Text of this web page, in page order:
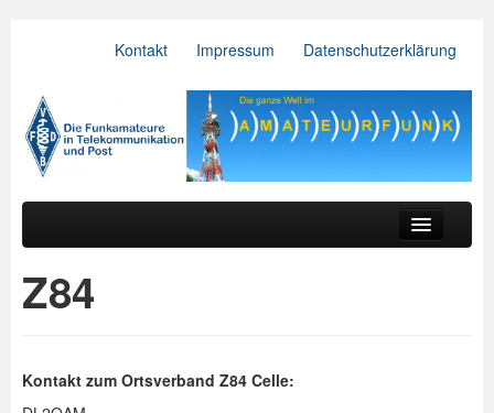
Kontakt Impressum Datenschutzerklärung
VFDB e.V.
Hauptmenü
Der Verein
BV & OV
Z84
Kontakt zum Ortsverband Z84 Celle: